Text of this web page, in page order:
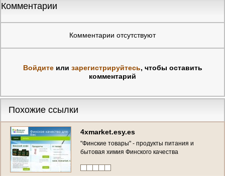
Комментарии
Комментарии отсутствуют
Войдитеили зарегистрируйтесь, чтобы оставить
комментарий
Похожие ссылки
4xmarket.esy.es
"Финские товары" - продукты питания и
бытовая химия Финского качества